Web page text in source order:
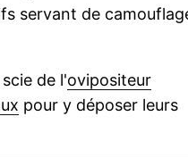
servant de
de l'ovipositeur
pour y déposer leurs